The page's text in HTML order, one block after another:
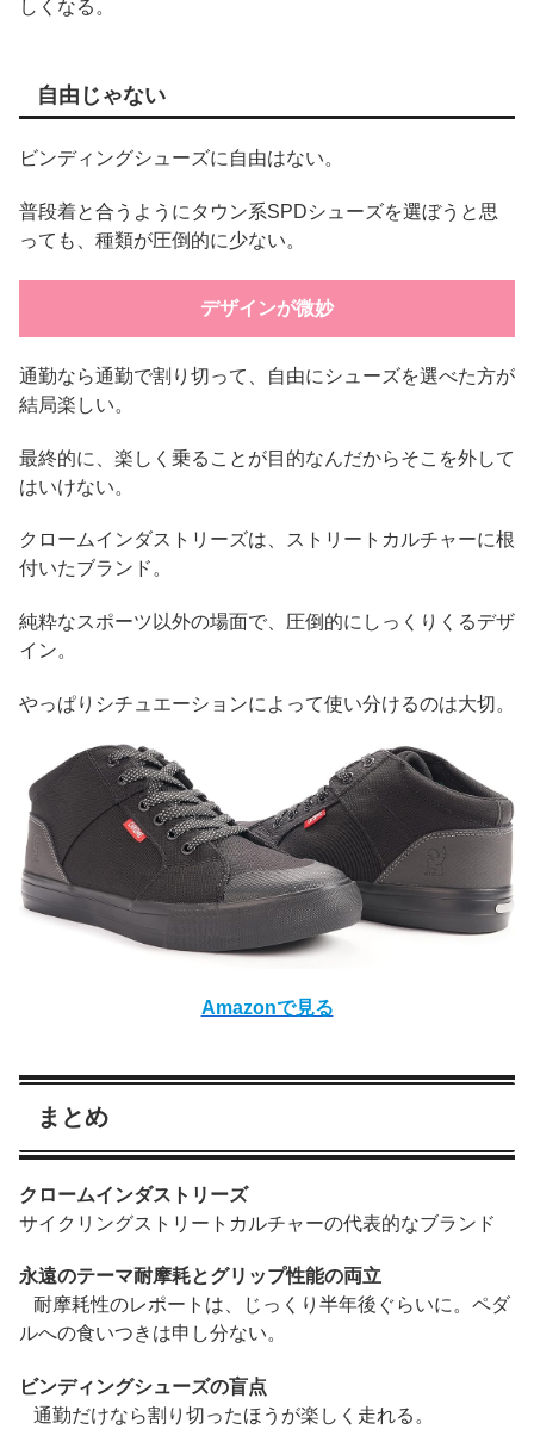
しくなる。
自由じゃない
ビンディングシューズに自由はない。
普段着と合うようにタウン系SPDシューズを選ぼうと思
っても、種類が圧倒的に少ない。
デザインが微妙
通勤なら通勤で割り切って、自由にシューズを選べた方が
結局楽しい。
最終的に、楽しく乗ることが目的なんだからそこを外して
はいけない。
クロームインダストリーズは、ストリートカルチャーに根
付いたブランド。
純粋なスポーツ以外の場面で、圧倒的にしっくりくるデザ
イン。
やっぱりシチュエーションによって使い分けるのは大切。
Amazonで見る
まとめ
クロームインダストリーズ
サイクリングストリートカルチャーの代表的なブランド
永遠のテーマ耐摩耗とグリップ性能の両立
耐摩耗性のレポートは、じっくり半年後ぐらいに。ペダ
ルへの食いつきは申し分ない。
ビンディングシューズの盲点
通勤だけなら割り切ったほうが楽しく走れる。